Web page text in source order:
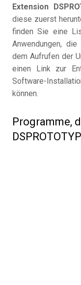
Extension
diese zuerst
finden Sie eine
Anwendungen,
dem Aufrufen der
einen Link zur
Software-
können.
Programme,